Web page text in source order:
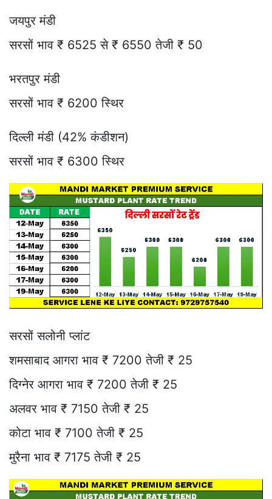
जयपुर मंडी
सरसों भाव ₹ 6525 से ₹ 6550 तेजी ₹ 50
भरतपुर मंडी
सरसों भाव ₹ 6200 स्थिर
दिल्ली मंडी (42% कंडीशन)
सरसों भाव ₹ 6300 स्थिर
सरसों सलोनी प्लांट
शमसाबाद आगरा भाव ₹ 7200 तेजी ₹ 25
दिग्नेर आगरा भाव ₹ 7200 तेजी ₹ 25
अलवर भाव ₹ 7150 तेजी ₹ 25
कोटा भाव ₹ 7100 तेजी ₹ 25
मुरैना भाव ₹ 7175 तेजी ₹ 25